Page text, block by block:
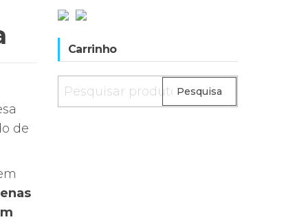
de
Carrinho
Pesquisar
por:
Pesquisa